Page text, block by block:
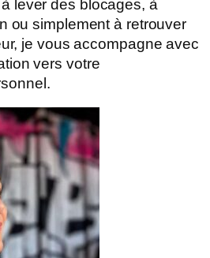
lever des blocages, à
ou simplement à retrouver
je vous accompagne avec
vers votre